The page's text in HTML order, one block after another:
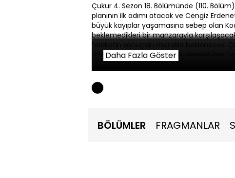
Çukur 4. Sezon 18. Bölümünde (110.
planının ilk adımı atacak ve Cengiz
büyük kayıplar yaşamasına sebep olan
beklemedikleri bir manzarayla
felaketin sonuçları merakla beklenecek.
felaketin yaralarını saracak. Yamaç her
hamlesiyle şaşıracak. Yanında duran
kaçmak için harekete geçecek ancak
Daha Fazla Göster
BÖLÜMLER FRAGMANLAR